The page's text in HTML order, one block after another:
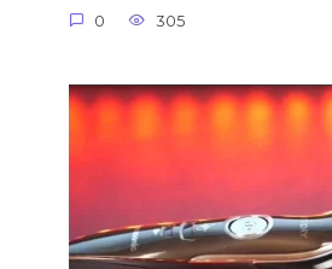
0 305